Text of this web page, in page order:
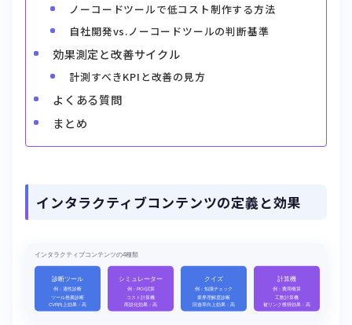
ノーコードツールで低コスト制作する方法
自社開発vs.ノーコードツールの判断基準
効果測定と改善サイクル
計測すべきKPIと改善の見方
よくある質問
まとめ
インタラクティブコンテンツの定義と効果